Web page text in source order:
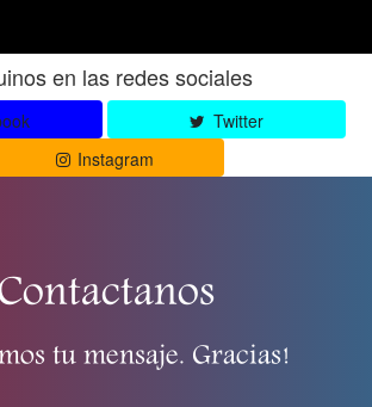
en las redes sociales
Twitter
Instagram
tu mensaje. Gracias!